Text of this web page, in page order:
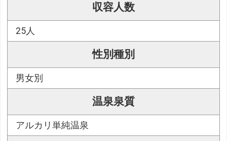
収容人数
25人
性別種別
男女別
温泉泉質
アルカリ単純温泉